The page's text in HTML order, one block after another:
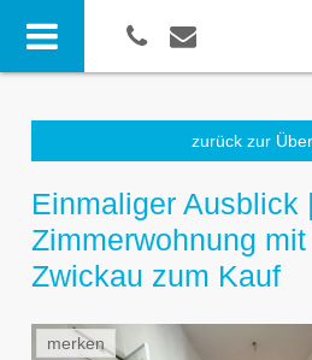
zurück zur
Einmaliger Ausblick
Zimmerwohnung
Zwickau zum Kauf
merken